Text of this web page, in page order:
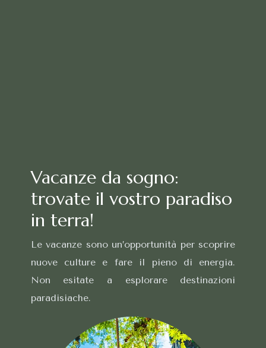
Vacanze da sogno:
trovate il vostro paradiso
in terra!
Le vacanze sono un’opportunità per scoprire
nuove culture e fare il pieno di energia.
Non esitate a esplorare destinazioni
paradisiache.